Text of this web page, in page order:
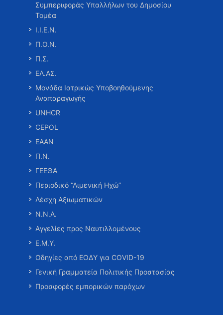
Συμπεριφοράς Υπαλλήλων του Δημοσίου
Τομέα
Ι.Ι.Ε.Ν.
Π.Ο.Ν.
Π.Σ.
ΕΛ.ΑΣ.
Μονάδα Ιατρικώς Υποβοηθούμενης
Αναπαραγωγής
UNHCR
CEPOL
ΕΑΑΝ
Π.Ν.
ΓΕΕΘΑ
Περιοδικό “Λιμενική Ηχώ”
Λέσχη Αξιωματικών
Ν.Ν.Α.
Αγγελίες προς Ναυτιλλομένους
Ε.Μ.Υ.
Οδηγίες από ΕΟΔΥ για COVID-19
Γενική Γραμματεία Πολιτικής Προστασίας
Προσφορές εμπορικών παρόχων